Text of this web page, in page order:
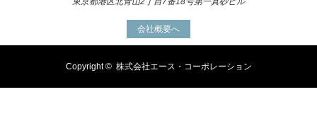
会社概要へ
Copyright © 株式会社エース・コーポレーション